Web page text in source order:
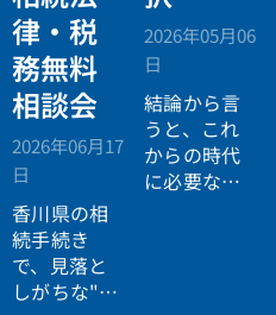
律・税
務無料
相談会
2026年06月17
日
香川県の相
続手続き
で、見落と
しがちな"落
2026年05月06
日
結論から言
うと、これ
からの時代
に必要なの